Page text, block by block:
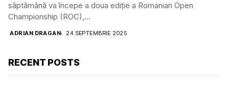
săptămână va începe a doua ediție a Romanian Open
Championship (ROC),...
ADRIAN DRAGAN 24 SEPTEMBRIE 2025
RECENT POSTS